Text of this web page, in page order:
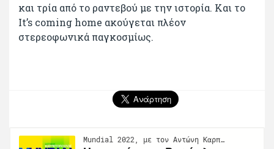
και τρία από το ραντεβού με την ιστορία. Και το
It’s coming home ακούγεται πλέον
στερεοφωνικά παγκοσμίως.